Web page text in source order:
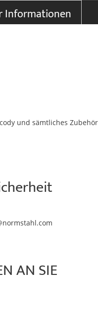
Informationen
und sämtliches
AN SIE